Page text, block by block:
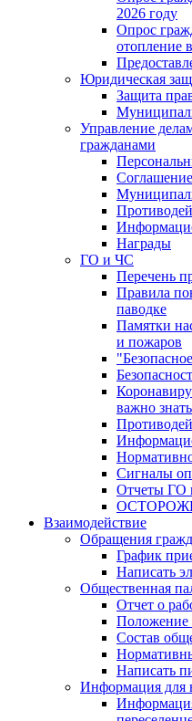
2026 году
Опрос
отопление
Юридическая
Защита
Управление
гражданами
Награды
ГО и ЧС
Перечень
Правила
паводке
Памятки
и пожаров
важно
Сигналы
Отчеты ГО
Взаимодействие
Обращения
График
Написать
Общественная
Отчет о
Положение
Состав
Написать
Информация для